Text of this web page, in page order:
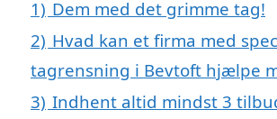
1) Dem med det grimme tag!
2) Hvad kan et firma med
tagrensning i Bevtoft hjælpe
3) Indhent altid mindst 3